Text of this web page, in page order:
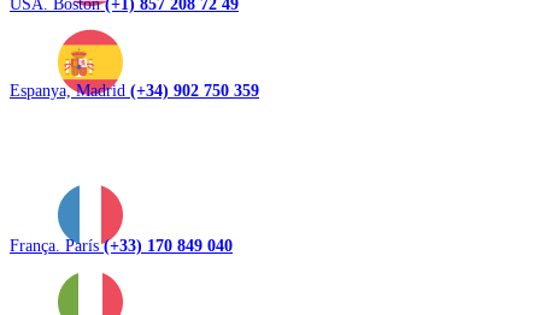
Espanya, Madrid (+34) 902 750 359
França. París(+33) 170 849 040